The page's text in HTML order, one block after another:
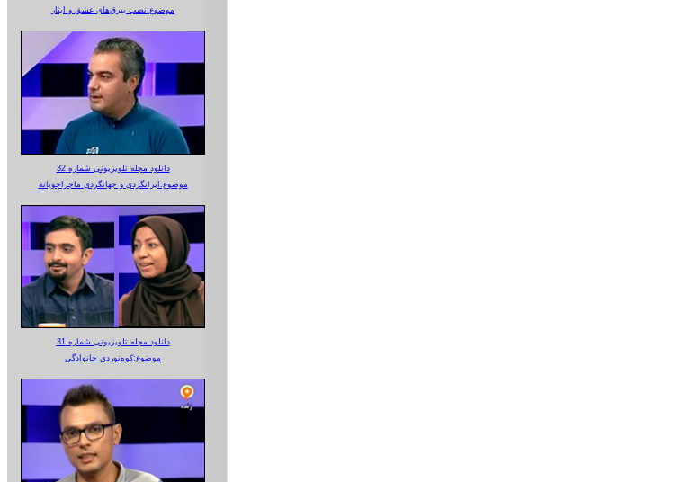
موضوع:نصب بیرق‌های عشق و ایثار
دانلود مجله تلویزیونی شماره 32
موضوع:ایرانگردی و جهانگردی ماجراجویانه
دانلود مجله تلویزیونی شماره 31
موضوع:کوه‌نوردی خانوادگی